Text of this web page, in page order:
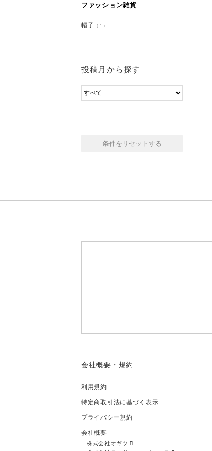
ファッション雑貨
帽子 （1）
投稿月から探す
条件をリセットする
会社概要・規約
利用規約
特定商取引法に基づく表示
プライバシー規約
会社概要
株式会社オギツ